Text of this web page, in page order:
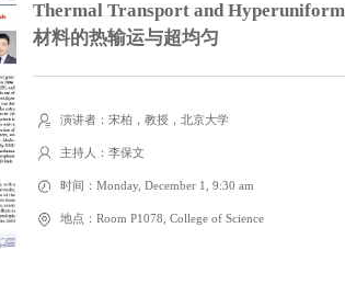
Thermal Transport and
材料的热输运与超均匀
演讲者：宋柏，教授，北京大学
主持人：李保文
时间：Monday, December 1, 9:30 am
地点：Room P1078, College of Science